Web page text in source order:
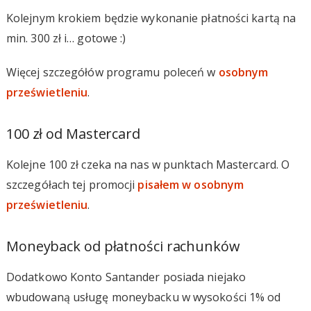
Kolejnym krokiem będzie wykonanie płatności kartą na
min. 300 zł i… gotowe :)
Więcej szczegółów programu poleceń w osobnym
prześwietleniu.
100 zł od Mastercard
Kolejne 100 zł czeka na nas w punktach Mastercard. O
szczegółach tej promocji pisałem w osobnym
prześwietleniu.
Moneyback od płatności rachunków
Dodatkowo Konto Santander posiada niejako
wbudowaną usługę moneybacku w wysokości 1% od